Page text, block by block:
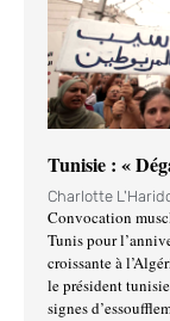
Tunisie : «
Charlotte
Convocation
Tunis pour
croissante à
le président
signes